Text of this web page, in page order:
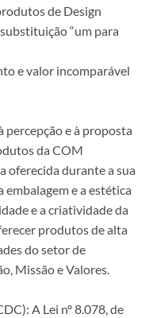
de Design
“um para
e valor incomparável
percepção e à proposta
da COM
oferecida durante a sua
embalagem e a estética
e a criatividade da
produtos de alta
do setor de
Missão e Valores.
A Lei nº 8.078, de